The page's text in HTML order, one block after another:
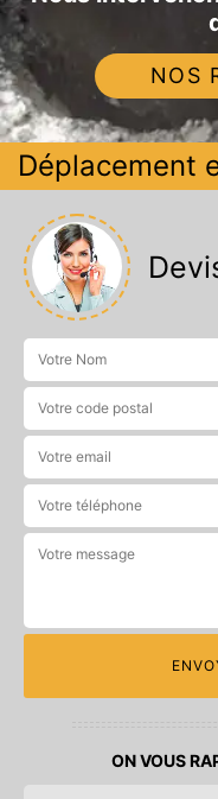
NOS
Déplacement
ON VOUS